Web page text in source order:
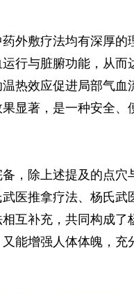
敷疗法均有深厚的
行与脏腑功能，从而
热效应促进局部气血
显著，是一种安全、
除上述提及的点穴
医推拿疗法、杨氏武
互补充，共同构成了
能增强人体体魄，充